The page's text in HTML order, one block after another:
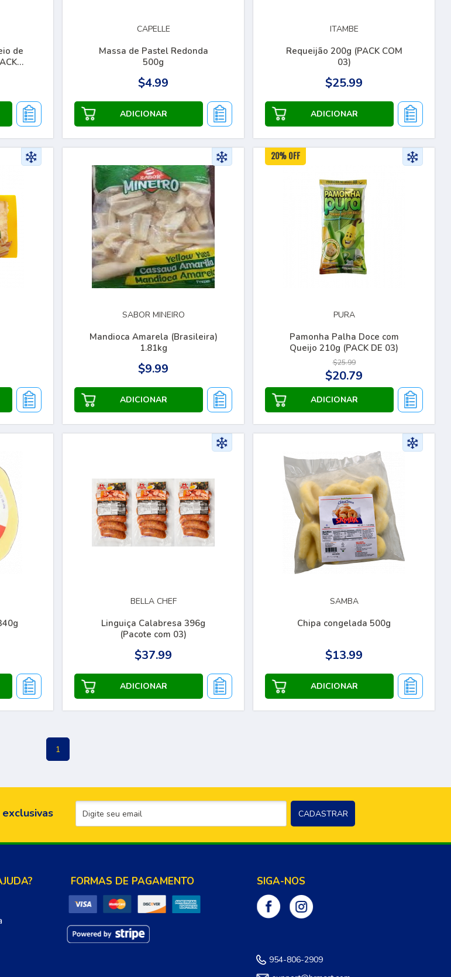
de
CAPELLE
Massa de Pastel Redonda
500g
$4.99
ITAMBE
Requeijão 200g (PACK COM
03)
$25.99
SABOR MINEIRO
Mandioca Amarela (Brasileira)
1.81kg
$9.99
20% OFF
PURA
Pamonha Palha Doce com
Queijo 210g (PACK DE 03)
$25.99
$20.79
BELLA CHEF
Linguiça Calabresa 396g
(Pacote com 03)
$37.99
SAMBA
Chipa congelada 500g
$13.99
1
FORMAS DE PAGAMENTO SIGA-NOS
954-806-2909